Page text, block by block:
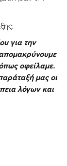
για την
οφείλαμε.
μας οι
λόγων και